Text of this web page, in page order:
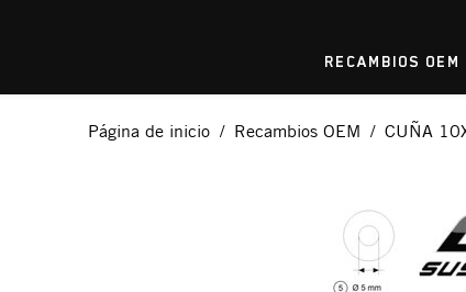
RECAMBIOS OEM
Página de inicio Recambios OEM CUÑA